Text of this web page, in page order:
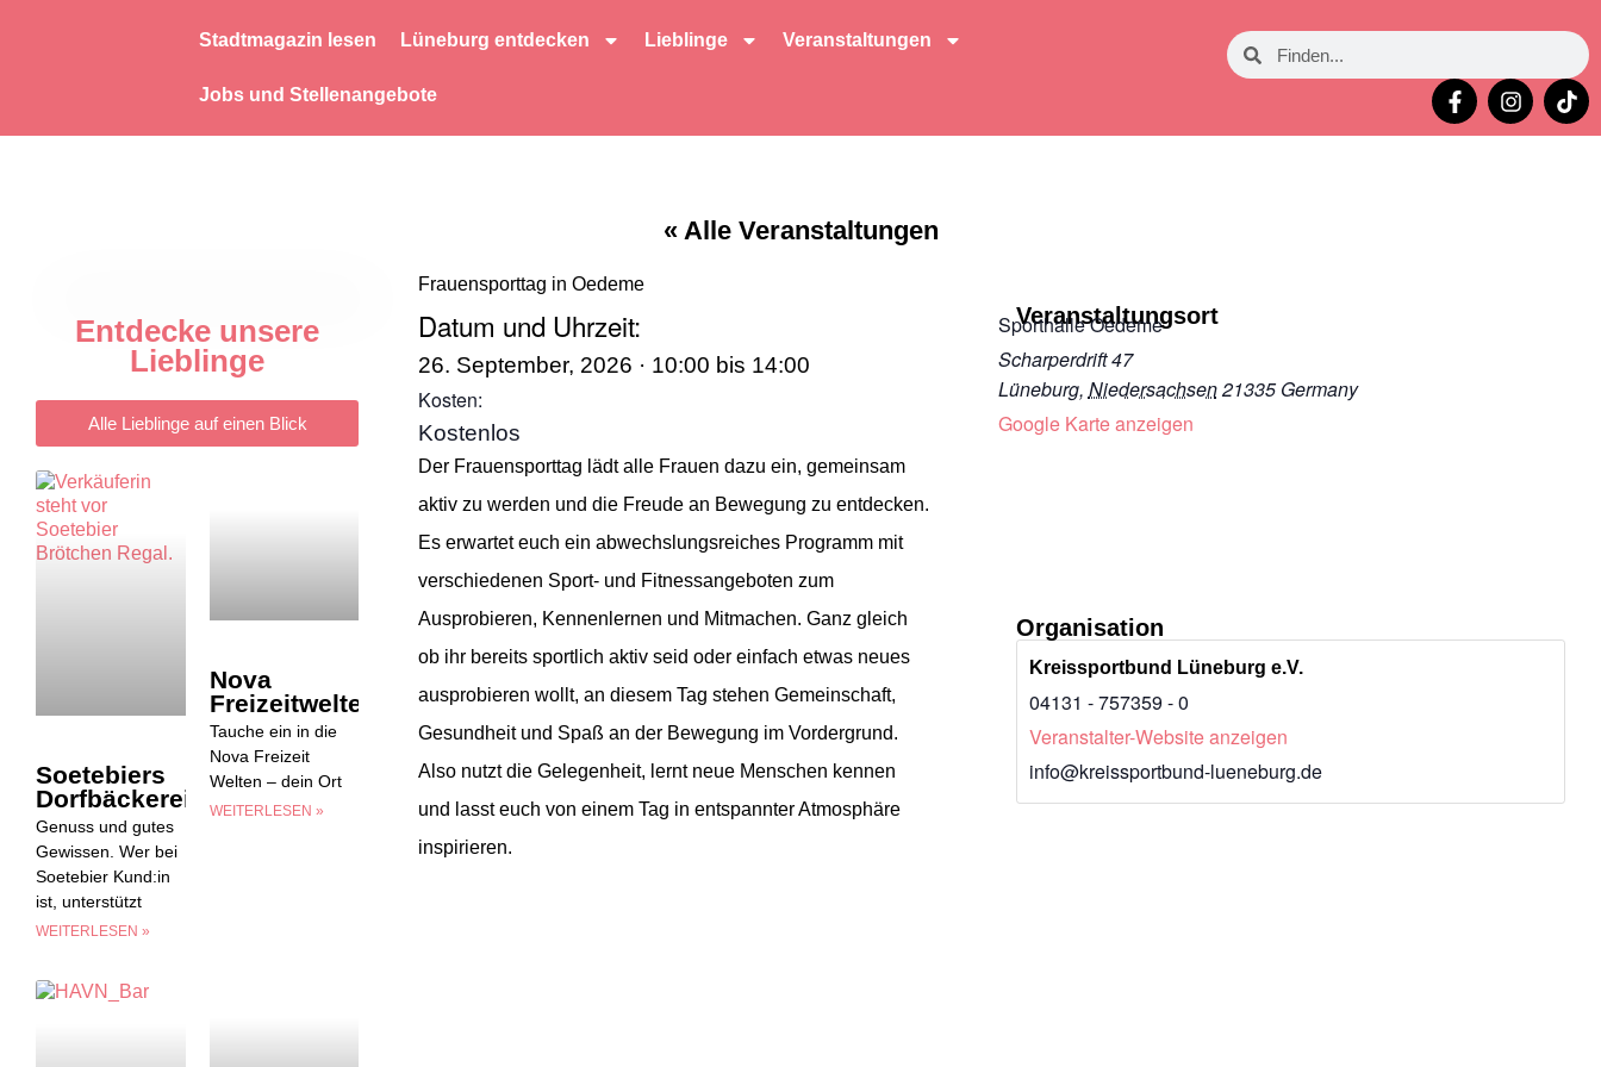
Stadtmagazin lesen Lüneburg entdecken Lieblinge Veranstaltungen
Jobs und Stellenangebote
« Alle Veranstaltungen
Entdecke unsere
Lieblinge
Alle Lieblinge auf einen Blick
Soetebiers
Dorfbäckerei
Genuss und gutes
Gewissen. Wer bei
Soetebier Kund:in
ist, unterstützt
WEITERLESEN »
Nova
Freizeitwelten
Tauche ein in die
Nova Freizeit
Welten – dein Ort
WEITERLESEN »
Frauensporttag in Oedeme
Datum und Uhrzeit:
26. September, 2026 · 10:00 bis 14:00
Kosten:
Kostenlos
Der Frauensporttag lädt alle Frauen dazu ein, gemeinsam
aktiv zu werden und die Freude an Bewegung zu entdecken.
Es erwartet euch ein abwechslungsreiches Programm mit
verschiedenen Sport- und Fitnessangeboten zum
Ausprobieren, Kennenlernen und Mitmachen. Ganz gleich
ob ihr bereits sportlich aktiv seid oder einfach etwas neues
ausprobieren wollt, an diesem Tag stehen Gemeinschaft,
Gesundheit und Spaß an der Bewegung im Vordergrund.
Also nutzt die Gelegenheit, lernt neue Menschen kennen
und lasst euch von einem Tag in entspannter Atmosphäre
inspirieren.
Veranstaltungsort
Sporthalle Oedeme
Scharperdrift 47
Lüneburg, Niedersachsen21335 Germany
Google Karte anzeigen
Organisation
Kreissportbund Lüneburg e.V.
04131 - 757359 - 0
Veranstalter-Website anzeigen
info@kreissportbund-lueneburg.de